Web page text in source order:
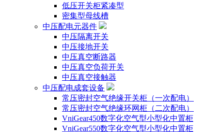
低压开关柜紧凑型
密集型母线槽
中压配电元器件
中压隔离开关
中压接地开关
中压真空断路器
中压真空负荷开关
中压真空接触器
中压配电成套设备
常压密封空气绝缘开关柜（一次配电）
常压密封空气绝缘环网柜（二次配电）
VniGear450数字化空气型小型化中置柜
VniGear550数字化空气型小型化中置柜